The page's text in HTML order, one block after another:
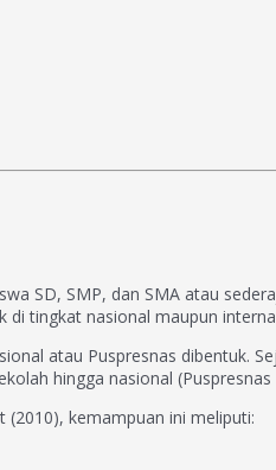
SD, SMP, dan SMA atau
tingkat nasional maupun
atau Puspresnas dibentuk.
hingga nasional
kemampuan ini meliputi: